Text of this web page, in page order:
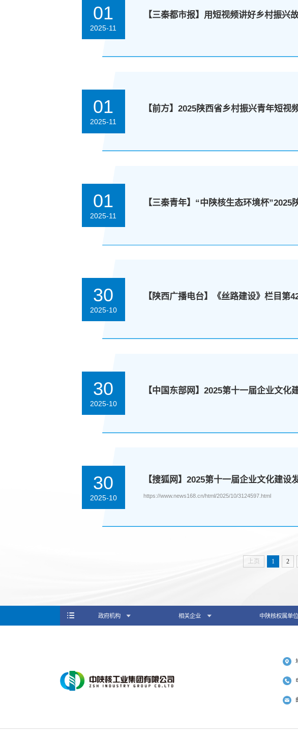
01
2025-11
【三秦都市报】用短视频讲好乡村振兴
01
2025-11
【前方】2025陕西省乡村振兴青年短视
01
2025-11
【三秦青年】“中陕核生态环境杯
30
2025-10
【陕西广播电台】《丝路建设》栏目第
30
2025-10
【中国东部网】2025第十一届企业文化
30
2025-10
【搜狐网】2025第十一届企业文化建设
https://www.news168.cn/html/2025/10/3124597.html
上页 1 2
政府机构 相关企业 中陕核权属单位